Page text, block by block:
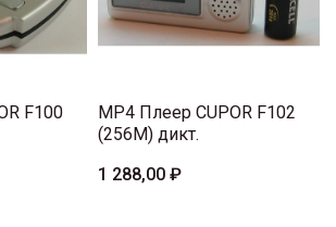
F100
MP4 Плеер CUPOR F102
(256M) дикт.
1 288,00 ₽